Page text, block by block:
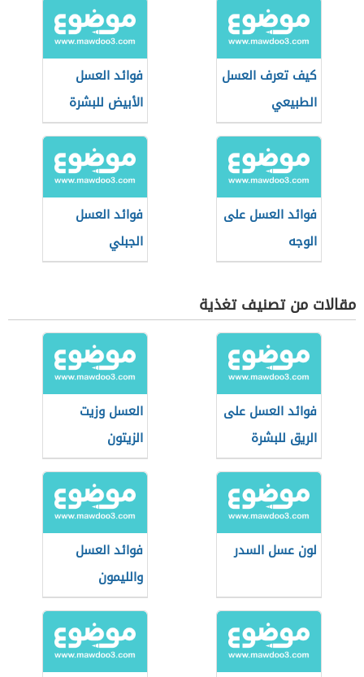
كيف تعرف العسل
الطبيعي
فوائد العسل
الأبيض للبشرة
فوائد العسل على
الوجه
فوائد العسل
الجبلي
مقالات من تصنيف تغذية
فوائد العسل على
الريق للبشرة
العسل وزيت
الزيتون
لون عسل السدر
فوائد العسل
والليمون